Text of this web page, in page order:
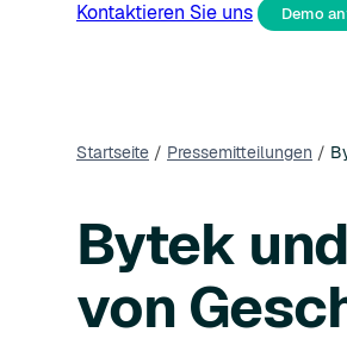
Kontaktieren Sie uns Demo
Startseite / Pressemitteilungen /
Bytek
von